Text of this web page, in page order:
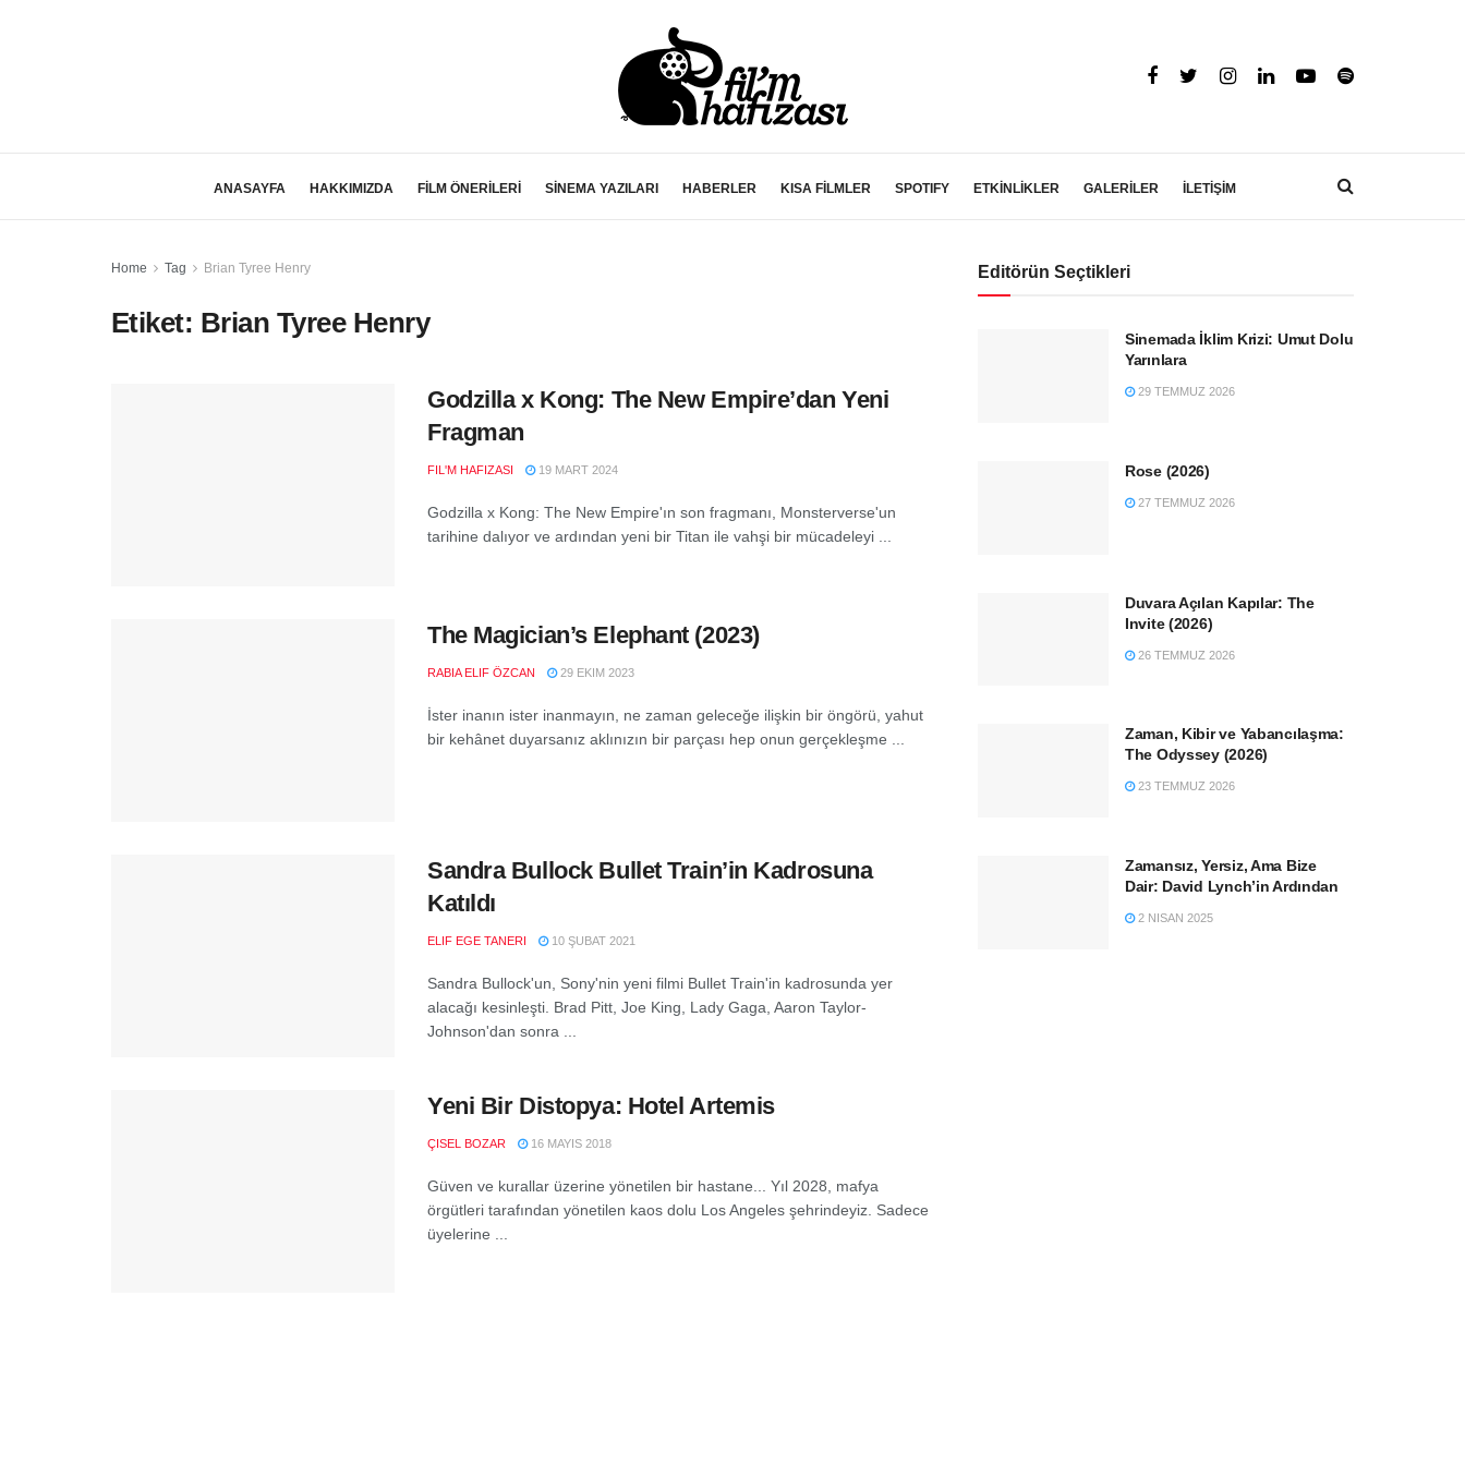
ANASAYFA HAKKIMIZDA FİLM ÖNERİLERİ SİNEMA YAZILARI HABERLER KISA FİLMLER SPOTIFY ETKİNLİKLER GALERİLER İLETİŞİM
Home Tag Brian Tyree Henry
Etiket: Brian Tyree Henry
Godzilla x Kong: The New Empire’dan Yeni
Fragman
FIL'M HAFIZASI 19 MART 2024
Godzilla x Kong: The New Empire'ın son fragmanı, Monsterverse'un
tarihine dalıyor ve ardından yeni bir Titan ile vahşi bir mücadeleyi ...
The Magician’s Elephant (2023)
RABIA ELIF ÖZCAN 29 EKIM 2023
İster inanın ister inanmayın, ne zaman geleceğe ilişkin bir öngörü, yahut
bir kehânet duyarsanız aklınızın bir parçası hep onun gerçekleşme ...
Sandra Bullock Bullet Train’in Kadrosuna
Katıldı
ELIF EGE TANERI 10 ŞUBAT 2021
Sandra Bullock'un, Sony'nin yeni filmi Bullet Train'in kadrosunda yer
alacağı kesinleşti. Brad Pitt, Joe King, Lady Gaga, Aaron Taylor-
Johnson'dan sonra ...
Yeni Bir Distopya: Hotel Artemis
ÇISEL BOZAR 16 MAYIS 2018
Güven ve kurallar üzerine yönetilen bir hastane... Yıl 2028, mafya
örgütleri tarafından yönetilen kaos dolu Los Angeles şehrindeyiz. Sadece
üyelerine ...
Editörün Seçtikleri
Sinemada İklim Krizi: Umut Dolu
Yarınlara
29 TEMMUZ 2026
Rose (2026)
27 TEMMUZ 2026
Duvara Açılan Kapılar: The
Invite (2026)
26 TEMMUZ 2026
Zaman, Kibir ve Yabancılaşma:
The Odyssey (2026)
23 TEMMUZ 2026
Zamansız, Yersiz, Ama Bize
Dair: David Lynch’in Ardından
2 NISAN 2025